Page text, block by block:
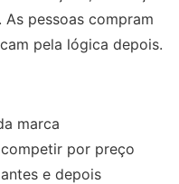
pessoas compram
pela lógica depois.
marca
por preço
e depois